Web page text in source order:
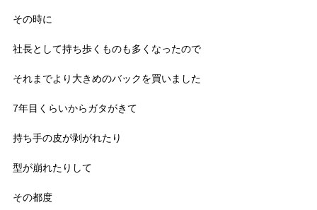
その時に
社長として持ち歩くものも多くなったので
それまでより大きめのバックを買いました
7年目くらいからガタがきて
持ち手の皮が剥がれたり
型が崩れたりして
その都度